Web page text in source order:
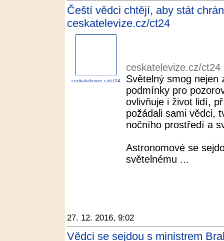
Čeští vědci chtějí, aby stát
ceskatelevize.cz/ct24
ceskatelevize.cz/ct24
ceskatelevize.cz/ct24
Světelný smog nejen
podmínky pro
ovlivňuje i život lidí,
požádali sami vědci,
nočního prostředí a
Astronomové se
světelnému ...
27. 12. 2016, 9:02
Vědci se sejdou s ministrem